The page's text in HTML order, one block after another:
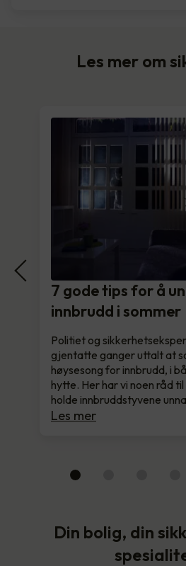
Les mer om
7 gode tips for å
innbrudd i sommer
Politiet og
gjentatte ganger uttalt at
høysesong for innbrudd, i
hytte. Her har vi noen råd
holde innbruddstyvene
Les mer
Din bolig, din